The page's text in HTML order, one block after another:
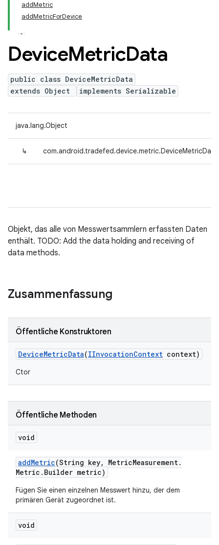
addMetric
addMetricForDevice
DeviceMetricData
public class DeviceMetricData
extends Object
implements Serializable
java.lang.Object
↳ com.android.tradefed.device.metric.DeviceMetricData
Objekt, das alle von Messwertsammlern erfassten Daten
enthält. TODO: Add the data holding and receiving of
data methods.
Zusammenfassung
Öffentliche Konstruktoren
DeviceMetricData(IInvocationContext context)
Ctor
Öffentliche Methoden
void
addMetric(String key, MetricMeasurement.
Metric . Builder metric)
Fügen Sie einen einzelnen Messwert hinzu, der dem
primären Gerät zugeordnet ist.
void